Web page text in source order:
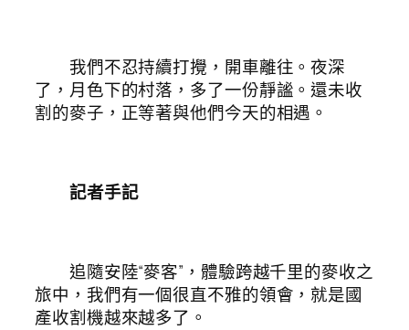
我們不忍持續打攪，開車離往。夜深
了，月色下的村落，多了一份靜謐。還未收
割的麥子，正等著與他們今天的相遇。
記者手記
追隨安陸“麥客”，體驗跨越千里的麥收之
旅中，我們有一個很直不雅的領會，就是國
產收割機越來越多了。